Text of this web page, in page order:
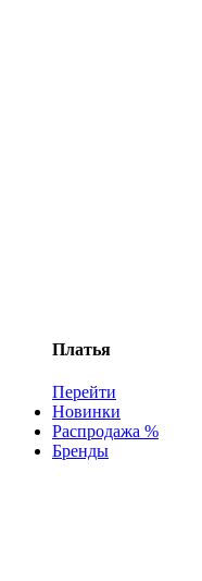
Платья
Перейти
Новинки
Распродажа %
Бренды